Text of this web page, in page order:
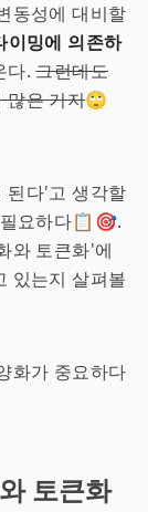
동성에 대비할
이밍에 의존하
다.그런데도
많은 거지🙄
된다'고 생각할
요하다📋🎯.
와 토큰화'에
있는지 살펴볼
화가 중요하다
토큰화